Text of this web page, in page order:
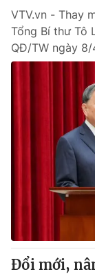
VTV.vn - Thay
Tổng Bí thư Tô
QĐ/TW ngày
Đổi mới,